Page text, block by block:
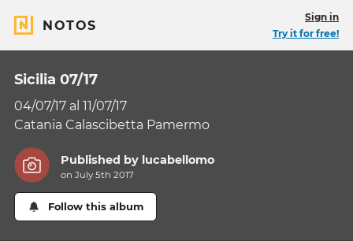
NOTOS
Sign in
Try it for free!
Sicilia 07/17
04/07/17 al 11/07/17
Catania Calascibetta Pamermo
Published by lucabellomo
on July 5th 2017
Follow this album